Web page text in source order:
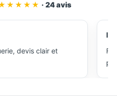
· 24 avis
devis clair et